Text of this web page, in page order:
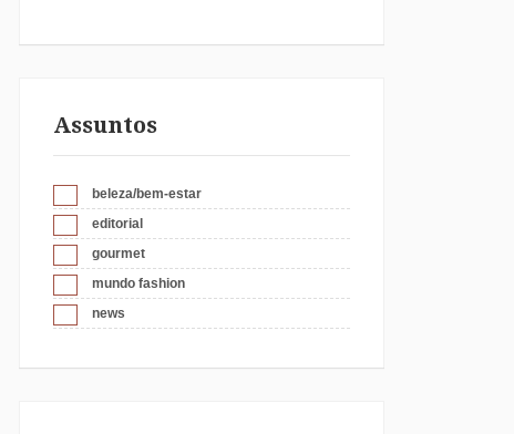
Assuntos
beleza/bem-estar
editorial
gourmet
mundo fashion
news